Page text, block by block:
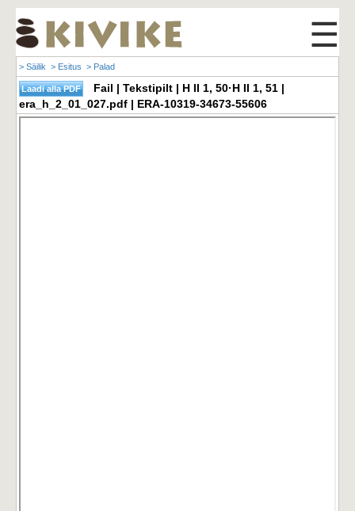
☰
> Säilik > Esitus > Palad
Fail | Tekstipilt | H II 1, 50·H II 1, 51 |
era_h_2_01_027.pdf | ERA-10319-34673-55606